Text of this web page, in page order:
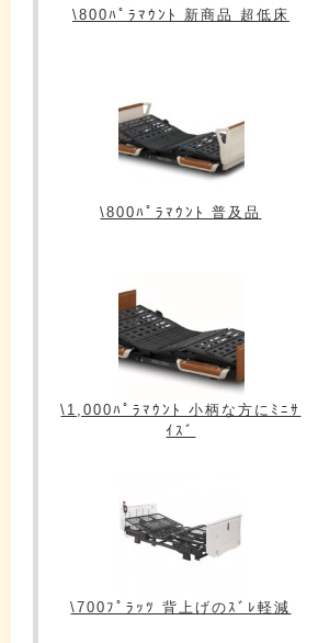
\800ﾊﾟﾗﾏｳﾝﾄ 新商品 超低床
\800ﾊﾟﾗﾏｳﾝﾄ 普及品
\1,000ﾊﾟﾗﾏｳﾝﾄ 小柄な方にﾐﾆｻ
ｲｽﾞ
\700ﾌﾟﾗｯﾂ 背上げのｽﾞﾚ軽減